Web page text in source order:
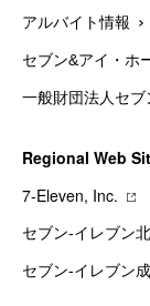
アルバイト情報
セブン&アイ・ホ
一般財団法人セ
Regional Web
7‐Eleven, Inc.
セブン‐イレブン
セブン‐イレブン